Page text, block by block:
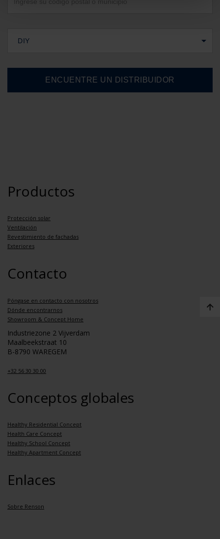
DIY
Productos
Protección solar
Ventilación
Revestimiento de fachadas
Exteriores
Contacto
Póngase en contacto con nosotros
Dónde encontrarnos
Showroom & Concept Home
Industriezone 2 Vijverdam
Maalbeekstraat 10
B-8790 WAREGEM
+32 56 30 30 00
Conceptos globales
Healthy Residential Concept
Health Care Concept
Healthy School Concept
Healthy Apartment Concept
Enlaces
Sobre Renson